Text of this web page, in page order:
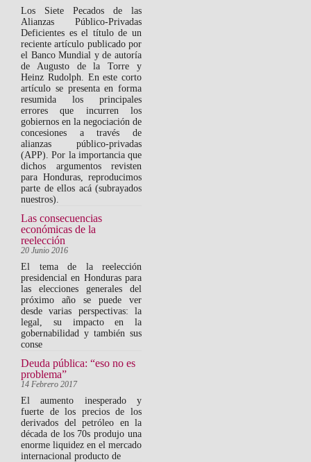
Los Siete Pecados de las
Alianzas Público-Privadas
Deficientes es el título de un
reciente artículo publicado por
el Banco Mundial y de autoría
de Augusto de la Torre y
Heinz Rudolph. En este corto
artículo se presenta en forma
resumida los principales
errores que incurren los
gobiernos en la negociación de
concesiones a través de
alianzas público-privadas
(APP). Por la importancia que
dichos argumentos revisten
para Honduras, reproducimos
parte de ellos acá (subrayados
nuestros).
Las consecuencias
económicas de la
reelección
20 Junio 2016
El tema de la reelección
presidencial en Honduras para
las elecciones generales del
próximo año se puede ver
desde varias perspectivas: la
legal, su impacto en la
gobernabilidad y también sus
conse
Deuda pública: “eso no es
problema”
14 Febrero 2017
El aumento inesperado y
fuerte de los precios de los
derivados del petróleo en la
década de los 70s produjo una
enorme liquidez en el mercado
internacional producto de